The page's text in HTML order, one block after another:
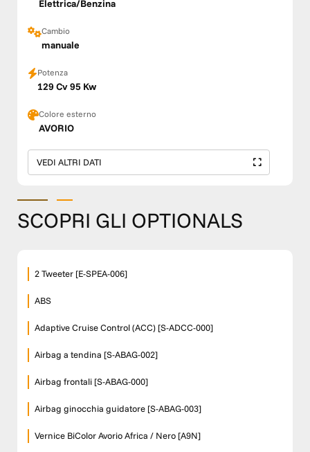
Elettrica/Benzina
Cambio
manuale
Potenza
129 Cv 95 Kw
Colore esterno
AVORIO
VEDI ALTRI DATI
SCOPRI GLI OPTIONALS
2 Tweeter [E-SPEA-006]
ABS
Adaptive Cruise Control (ACC) [S-ADCC-000]
Airbag a tendina [S-ABAG-002]
Airbag frontali [S-ABAG-000]
Airbag ginocchia guidatore [S-ABAG-003]
Vernice BiColor Avorio Africa / Nero [A9N]